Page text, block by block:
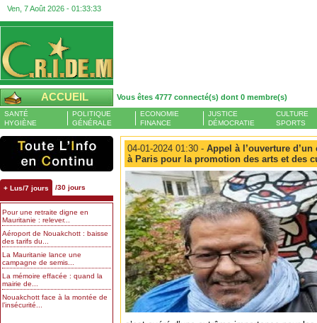
Ven, 7 Août 2026 - 01:33:33
ACCUEIL Vous êtes 4777 connecté(s) dont 0 membre(s)
SANTÉ
HYGIÈNE
POLITIQUE
GÉNÉRALE
ECONOMIE
FINANCE
JUSTICE
DÉMOCRATIE
CULTURE
SPORTS
+ Lus/7 jours /30 jours
Pour une retraite digne en
Mauritanie : relever...
Aéroport de Nouakchott : baisse
des tarifs du...
La Mauritanie lance une
campagne de semis...
La mémoire effacée : quand la
mairie de...
Nouakchott face à la montée de
l’insécurité...
04-01-2024 01:30 - Appel à l’ouverture
à Paris pour la promotion des arts et des